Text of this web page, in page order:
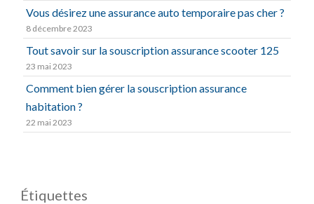
Vous désirez une assurance auto temporaire pas cher ?
8 décembre 2023
Tout savoir sur la souscription assurance scooter 125
23 mai 2023
Comment bien gérer la souscription assurance
habitation ?
22 mai 2023
Étiquettes